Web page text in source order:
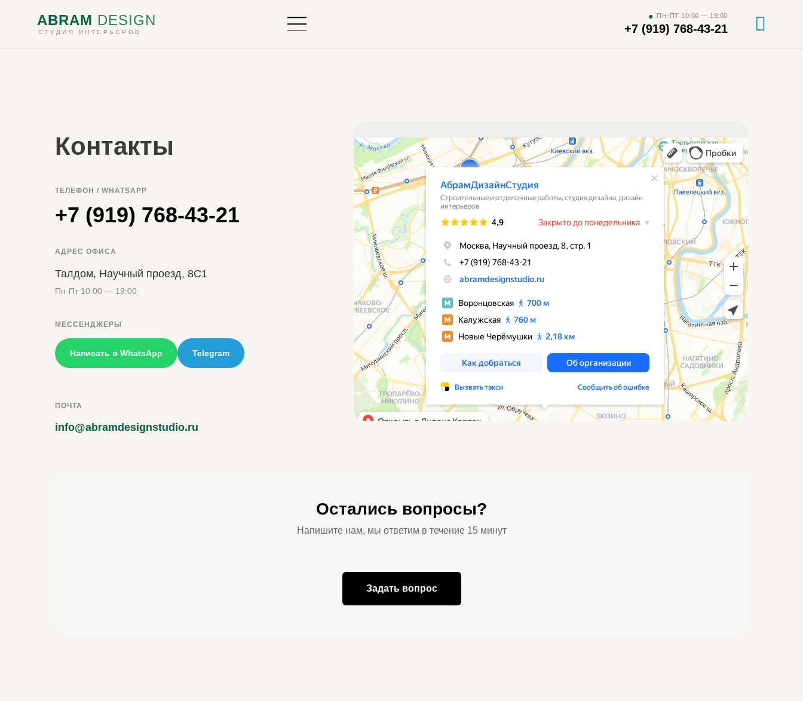
ABRAM DESIGN
СТУДИЯ ИНТЕРЬЕРОВ
● ПН-ПТ 10:00 — 19:00
+7 (919) 768-43-21
Контакты
ТЕЛЕФОН / WHATSAPP
+7 (919) 768-43-21
АДРЕС ОФИСА
Талдом, Научный проезд, 8С1
Пн-Пт 10:00 — 19:00
МЕССЕНДЖЕРЫ
Написать в WhatsApp Telegram
ПОЧТА
info@abramdesignstudio.ru
Остались вопросы?
Напишите нам, мы ответим в течение 15 минут
Задать вопрос